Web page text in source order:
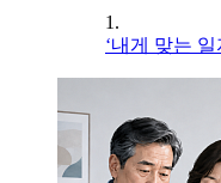
1.
‘내게 맞는